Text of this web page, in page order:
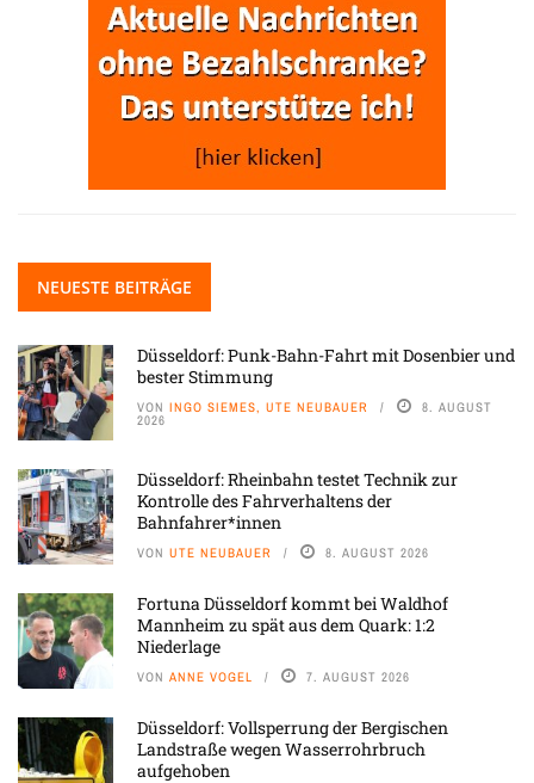
NEUESTE BEITRÄGE
Düsseldorf: Punk-Bahn-Fahrt mit Dosenbier und
bester Stimmung
VON INGO SIEMES, UTE NEUBAUER 8. AUGUST
2026
Düsseldorf: Rheinbahn testet Technik zur
Kontrolle des Fahrverhaltens der
Bahnfahrer*innen
VON UTE NEUBAUER 8. AUGUST 2026
Fortuna Düsseldorf kommt bei Waldhof
Mannheim zu spät aus dem Quark: 1:2
Niederlage
VON ANNE VOGEL 7. AUGUST 2026
Düsseldorf: Vollsperrung der Bergischen
Landstraße wegen Wasserrohrbruch
aufgehoben